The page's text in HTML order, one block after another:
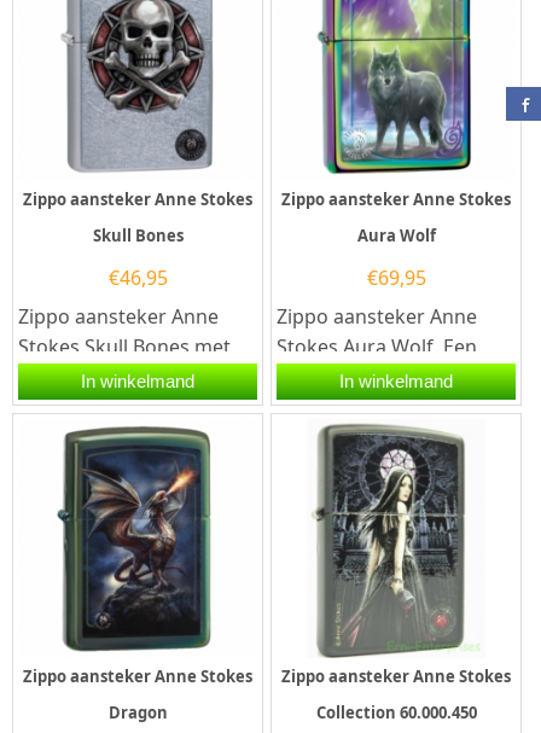
Zippo aansteker Anne Stokes
Skull Bones
€46,95
Zippo aansteker Anne
Stokes Skull Bones met
Zippo code
60.002.640.Een Zippo
aansteker is een...
In winkelmand
Zippo aansteker Anne Stokes
Aura Wolf
€69,95
Zippo aansteker Anne
Stokes Aura Wolf. Een
Zippo aansteker is een
kwalitatief
goede aansteker met...
In winkelmand
Zippo aansteker Anne Stokes
Dragon
Zippo aansteker Anne Stokes
Collection 60.000.450